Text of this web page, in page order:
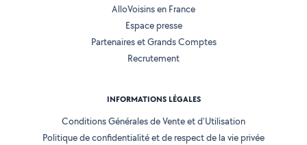
AlloVoisins en France
Espace presse
Partenaires et Grands Comptes
Recrutement
INFORMATIONS LÉGALES
Conditions Générales de Vente et d'Utilisation
Politique de confidentialité et de respect de la vie privée